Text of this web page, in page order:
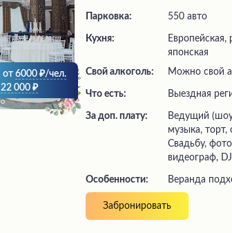
от 6000
/чел.
22 000
Парковка: 550 авто
Кухня:
Европейская,
японская
Свой алкоголь:
Можно свой
Что есть: выездная
За доп. плату:
ведущий (шоу-программа), живая
музыка, торт,
Свадьбу,
видеограф, DJ
Особенности: Веранда
Забронировать